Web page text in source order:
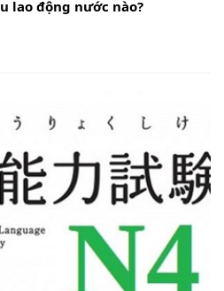
lao động nước nào?